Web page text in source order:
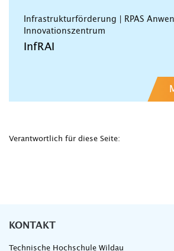
Infrastrukturförderung | RPAS
Innovationszentrum
InfRAI
Verantwortlich für diese Seite:
KONTAKT
Technische Hochschule Wildau